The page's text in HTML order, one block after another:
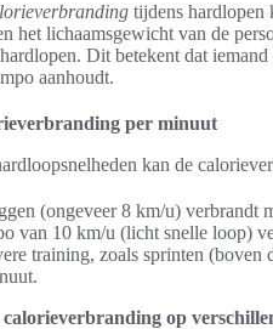
tijdens hardlopen
het lichaamsgewicht van de
Dit betekent dat
aanhoudt.
per minuut
kan de
(ongeveer 8 km/u) verbrandt
van 10 km/u (licht snelle loop)
training, zoals sprinten
op